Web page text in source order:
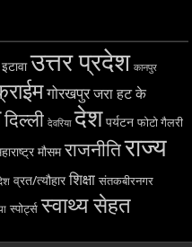
इटावा उत्तर प्रदेश कानपुर
गोरखपुर जरा हट के
दिल्ली देवरिया देश पर्यटन फोटो गैलरी
मौसम राजनीतिराज्य
व्रत/त्यौहार शिक्षा संतकबीरनगर
स्पोर्ट्स स्वाथ्य सेहत